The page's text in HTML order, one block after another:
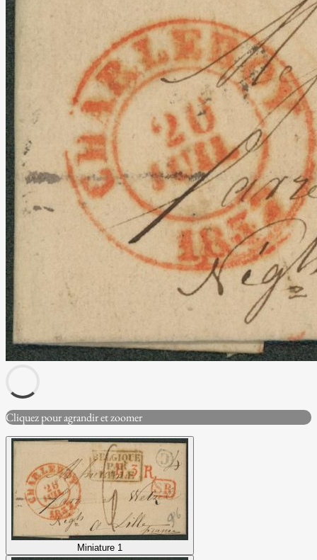
Cliquez pour agrandir et zoomer
Miniature 1